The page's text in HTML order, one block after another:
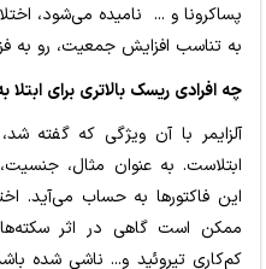
پساکرونا و ... نامیده می‌شود،
به تناسب افزایش جمعیت، رو به
چه افرادی ریسک بالاتری برای ابتلا
آلزایمر با آن ویژگی که گفته
ابتلاست. به عنوان مثال،
این فاکتورها به حساب می‌آید.
ممکن است گاهی در اثر
کم‌کاری تیروئید و... ناشی شده